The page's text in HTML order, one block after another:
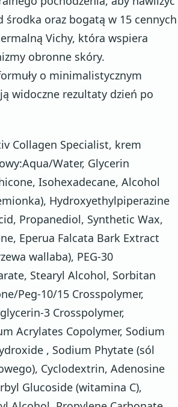
środka oraz bogatą w 15 cennych
Vichy, która wspiera
obronne skóry.
o minimalistycznym
widoczne rezultaty dzień po
Collagen Specialist, krem
Water, Glycerin
Isohexadecane, Alcohol
Hydroxyethylpiperazine
Propanediol, Synthetic Wax,
Eperua Falcata Bark Extract
wallaba), PEG-30
Stearyl Alcohol, Sorbitan
Peg-10/15 Crosspolymer,
3 Crosspolymer,
Acrylates Copolymer, Sodium
, Sodium Phytate (sól
Cyclodextrin, Adenosine
Glucoside (witamina C),